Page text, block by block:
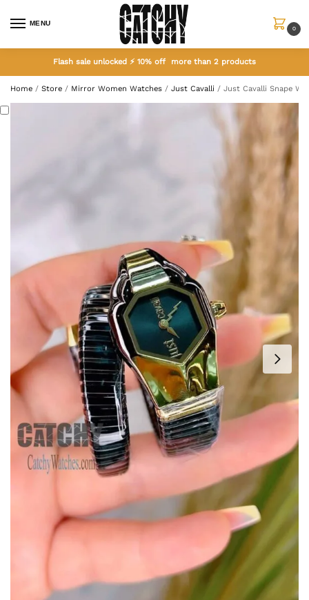
MENU
0
Flash sale unlocked ⚡ 10% off more than 2 products
Home / Store / Mirror Women Watches / Just Cavalli / Just Cavalli Snape